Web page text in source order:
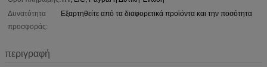
Δυνατότητα
προσφοράς:
Εξαρτηθείτε από τα διαφορετικά προϊόντα και την ποσότητα
περιγραφή